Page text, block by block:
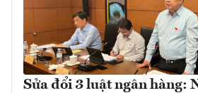
Sửa đổi 3 luật ngân hàng: